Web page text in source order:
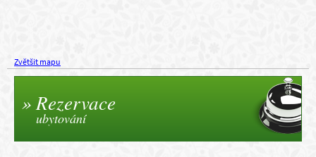
Zvětšit mapu
Rezervace
ubytování